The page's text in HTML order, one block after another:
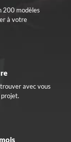
200 modèles
à votre
avec vous